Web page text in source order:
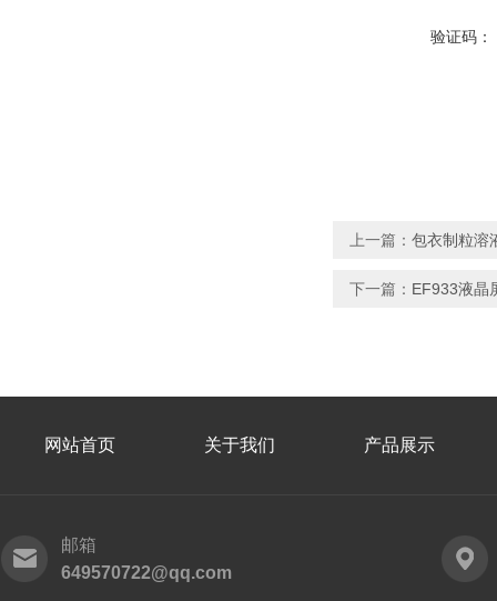
验证码：
上一篇： 包衣制粒溶
下一篇： EF933液晶
网站首页 关于我们 产品展示
邮箱
649570722@qq.com